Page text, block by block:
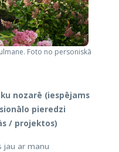
Foto no personiskā
nozarē (iespējams
pieredzi
/ projektos)
jau ar manu